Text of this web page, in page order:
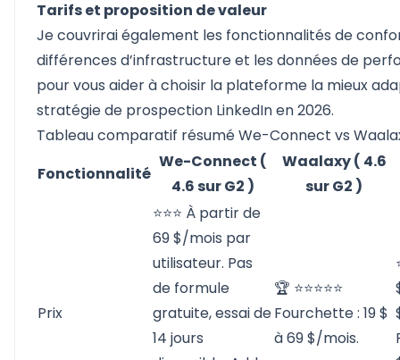
Tarifs et proposition de valeur
Je couvrirai également les fonctionnalités de
différences d’infrastructure et les données de
pour vous aider à choisir la plateforme la mieux
stratégie de prospection LinkedIn en 2026.
Tableau comparatif résumé We-Connect vs
Fonctionnalité
We-Connect (
4.6 sur G2 )
Waalaxy ( 4.6
sur G2 )
Prix
⭐⭐⭐ À partir de
69 $/mois par
utilisateur. Pas
de formule
gratuite, essai de
14 jours
🏆 ⭐⭐⭐⭐⭐
Fourchette : 19 $
à 69 $/mois.